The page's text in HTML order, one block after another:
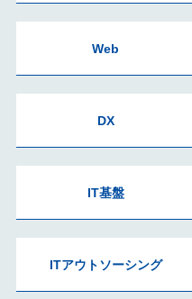
Web
DX
IT基盤
ITアウトソーシング